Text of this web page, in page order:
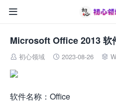

Microsoft Office 2013 软
 初心领域  2023-08-26 
软件名称：Office